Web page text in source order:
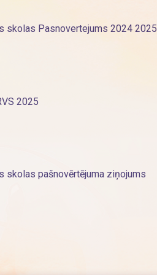
skolas Pasnovertejums 2024 2025
2025
skolas pašnovērtējuma ziņojums